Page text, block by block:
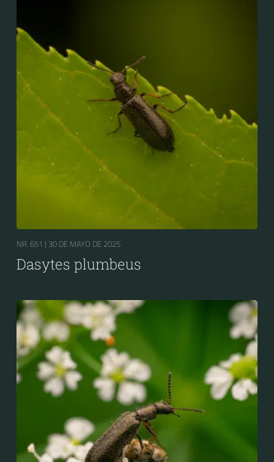
NR. 651 | 30 DE MAYO DE 2025
Dasytes plumbeus